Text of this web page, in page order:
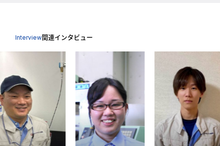
Interview関連インタビュー